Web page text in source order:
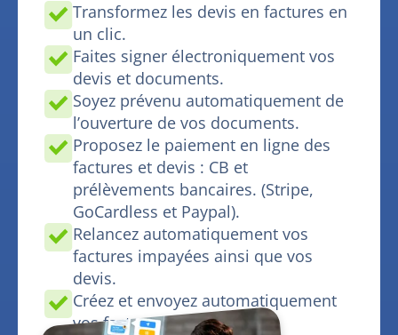
Transformez les devis en factures en
un clic.
Faites signer électroniquement vos
devis et documents.
Soyez prévenu automatiquement de
l’ouverture de vos documents.
Proposez le paiement en ligne des
factures et devis : CB et
prélèvements bancaires. (Stripe,
GoCardless et Paypal).
Relancez automatiquement vos
factures impayées ainsi que vos
devis.
Créez et envoyez automatiquement
vos factures récurrentes.